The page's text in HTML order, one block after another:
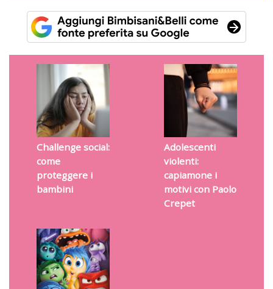
Challenge social:
come
proteggere i
bambini
Adolescenti
violenti:
capiamone i
motivi con Paolo
Crepet